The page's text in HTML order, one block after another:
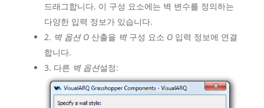
드래그합니다. 이 구성 요소에는 벽 변수를 정의하는
다양한 입력 정보가 있습니다.
2. 벽 옵션 O산출을 벽구성 요소 O입력 정보에 연결
합니다.
3. 다른 벽 옵션설정: